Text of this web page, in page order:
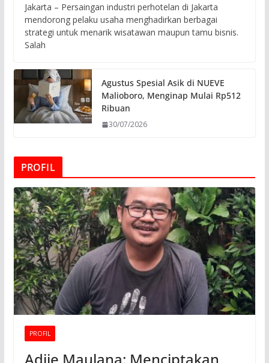
Jakarta – Persaingan industri perhotelan di Jakarta
mendorong pelaku usaha menghadirkan berbagai
strategi untuk menarik wisatawan maupun tamu bisnis.
Salah
Agustus Spesial Asik di NUEVE
Malioboro, Menginap Mulai Rp512
Ribuan
30/07/2026
PROFIL
PROFIL
Adjie Maulana: Menciptakan